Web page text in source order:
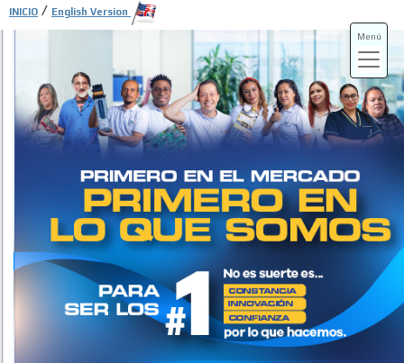
Menú
INICIO / English Version
ADS-3A
ADS-3B